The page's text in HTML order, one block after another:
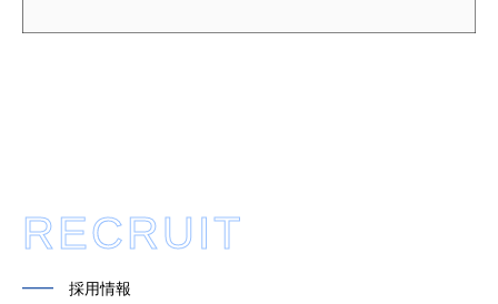
RECRUIT
━━ 採用情報